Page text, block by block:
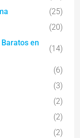
(25)
(20)
en
(14)
(6)
(3)
(2)
(2)
(2)